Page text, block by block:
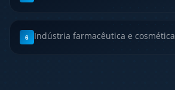
6 Indústria farmacêutica e cosmética